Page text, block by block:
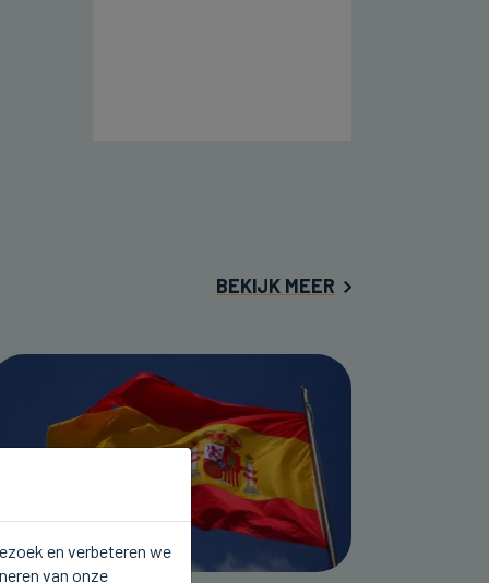
BEKIJK MEER
en verbeteren we
van onze